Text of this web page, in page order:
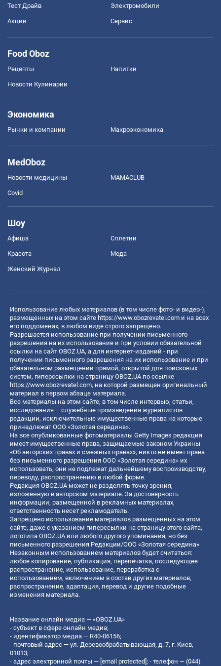
Тест Драйв Электромобили
Акции Сервис
Food Oboz
Рецепты Напитки
Новости Кулинарии
Экономика
Рынки и компании Mакроэкономика
MedOboz
Новости медицины MAMACLUB
Covid
Шоу
Афиша Сплетни
Красота Мода
Женский Журнал
Использование любых материалов (в том числе фото- и видео-),
размещенных на этом сайте https://www.obozrevatel.com и на всех
его поддоменах, в любом виде строго запрещено.
Разрешается использование при получении письменного
разрешения на их использование и при условии обязательной
ссылки на сайт OBOZ.UA, а для интернет-изданий - при
получении письменного разрешения на их использование и при
обязательном размещении прямой, открытой для поисковых
систем, гиперссылки на страницу OBOZ.UA по ссылке
https://www.obozrevatel.com, на которой размещен оригинальный
материал в первом абзаце материала.
Все материалы на этом сайте, в том числе интервью, статьи,
исследования – служебные произведения журналистов
редакции, исключительные имущественные права на которые
принадлежат ООО «Золотая середина».
На все опубликованные фотоматериалы Getty Images редакция
имеет имущественные права, защищаемые законом Украины
«Об авторских правах и смежных правах», никто не имеет права
без письменного разрешения ООО «Золотая середина» их
использовать, они не подлежат дальнейшему воспроизводству,
переводу, распространению в любой форме.
Редакция OBOZ.UA может не разделять точку зрения,
изложенную в авторском материале. За достоверность
информации, размещенной в рекламных материалах,
ответственность несет рекламодатель.
Запрещено использование материалов размещенных на этом
сайте, даже с указанием гиперссылки на страницу этого сайта,
логотипа OBOZ.UA или любого другого упоминания, но без
письменного разрешения Редакции/ООО «Золотая середина»
Незаконным использованием материалов будет считаться:
любое копирование, публикация, перепечатка, последующее
распространение, использование, переработка с
использованием, включением в состав других материалов,
распространение, адаптация, перевод и другие подобные
изменения материала.
Название онлайн медиа — «OBOZ.UA»
- субъект в сфере онлайн медиа;
- идентификатор медиа — R40-06156;
- почтовый адрес — ул. Деревообрабатывающая, д. 7, г. Киев,
01013;
- адрес электронной почты — [email protected]; - телефон — (044)